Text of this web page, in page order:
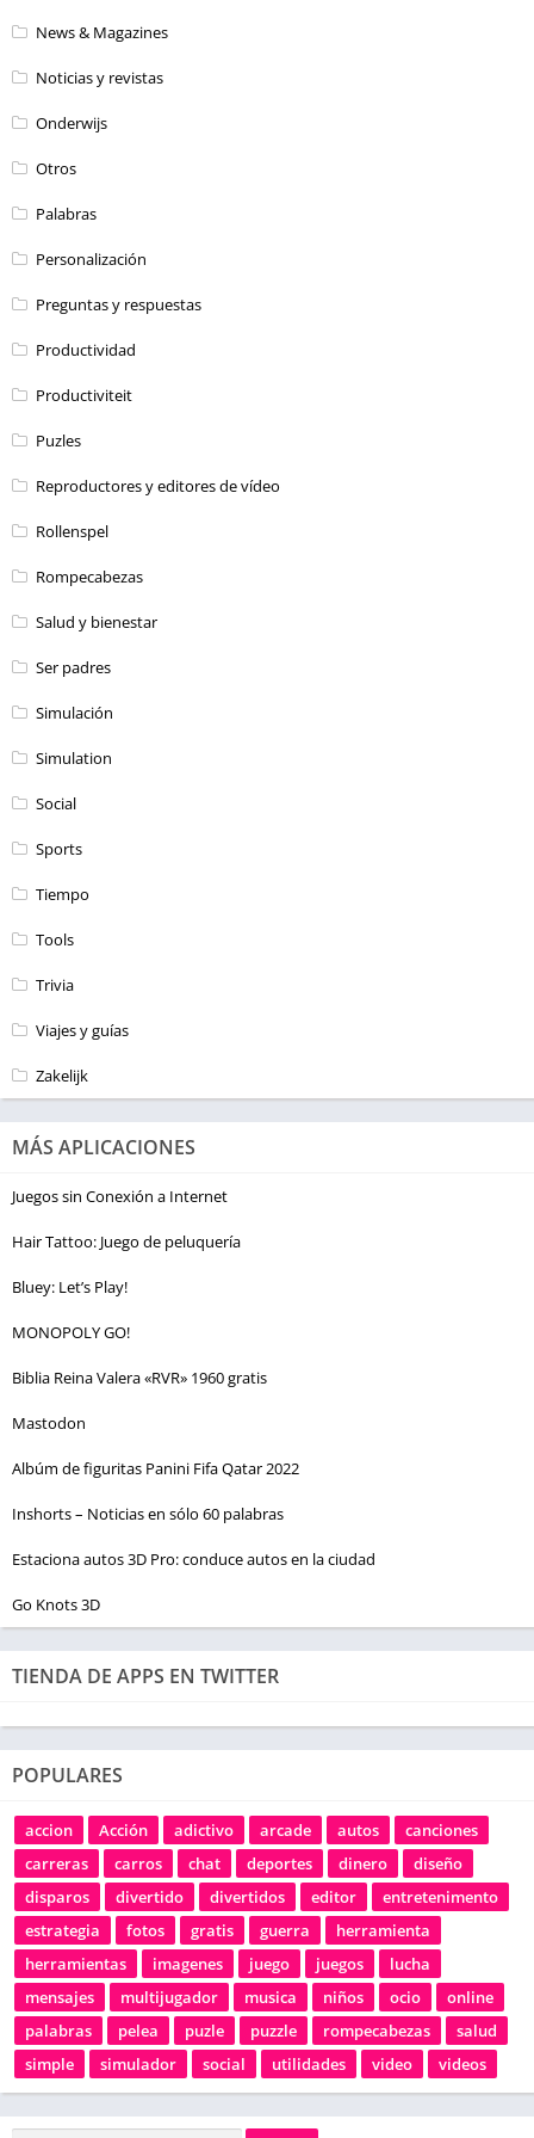
News & Magazines
Noticias y revistas
Onderwijs
Otros
Palabras
Personalización
Preguntas y respuestas
Productividad
Productiviteit
Puzles
Reproductores y editores de vídeo
Rollenspel
Rompecabezas
Salud y bienestar
Ser padres
Simulación
Simulation
Social
Sports
Tiempo
Tools
Trivia
Viajes y guías
Zakelijk
MÁS APLICACIONES
Juegos sin Conexión a Internet
Hair Tattoo: Juego de peluquería
Bluey: Let’s Play!
MONOPOLY GO!
Biblia Reina Valera «RVR» 1960 gratis
Mastodon
Albúm de figuritas Panini Fifa Qatar 2022
Inshorts – Noticias en sólo 60 palabras
Estaciona autos 3D Pro: conduce autos en la ciudad
Go Knots 3D
TIENDA DE APPS EN TWITTER
POPULARES
accion Acción adictivo arcade autos
canciones
carreras
carros chat deportes dinero
diseño
disparos
divertido divertidos editor
entretenimento
estrategia
fotos gratis guerra
herramienta
herramientas
imagenes juego juegos
lucha
mensajes
multijugador musica niños ocio
online
palabras
pelea puzle puzzle rompecabezas
salud
simple
simulador social utilidades video videos